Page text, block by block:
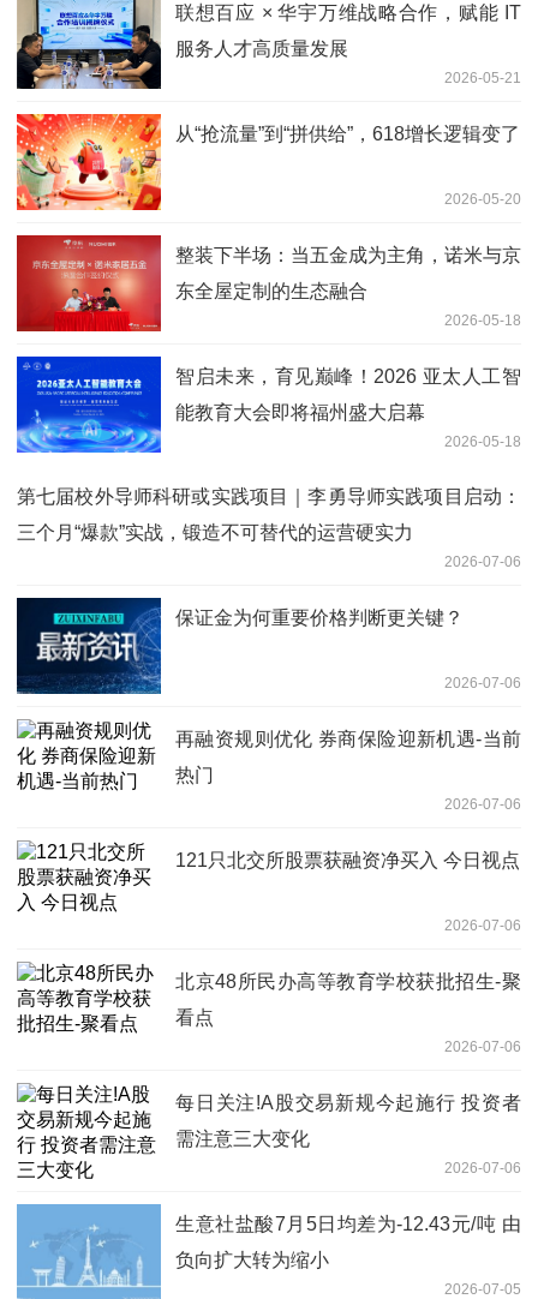
联想百应 × 华宇万维战略合作，赋能 IT
服务人才高质量发展
2026-05-21
从“抢流量”到“拼供给”，618增长逻辑变了
2026-05-20
整装下半场：当五金成为主角，诺米与京
东全屋定制的生态融合
2026-05-18
智启未来，育见巅峰！2026 亚太人工智
能教育大会即将福州盛大启幕
2026-05-18
第七届校外导师科研或实践项目｜李勇导师实践项目启动：
三个月“爆款”实战，锻造不可替代的运营硬实力
2026-07-06
保证金为何重要价格判断更关键？
2026-07-06
再融资规则优化 券商保险迎新机遇-当前
热门
2026-07-06
121只北交所股票获融资净买入 今日视点
2026-07-06
北京48所民办高等教育学校获批招生-聚
看点
2026-07-06
每日关注!A股交易新规今起施行 投资者
需注意三大变化
2026-07-06
生意社盐酸7月5日均差为-12.43元/吨 由
负向扩大转为缩小
2026-07-05